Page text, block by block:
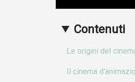
Contenuti
Le origini del
Il cinema